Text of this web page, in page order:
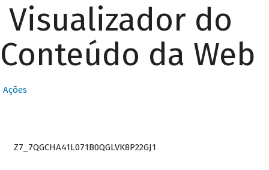
Visualizador do
Conteúdo da Web
Ações
Z7_7QGCHA41L071B0QGLVK8P22GJ1